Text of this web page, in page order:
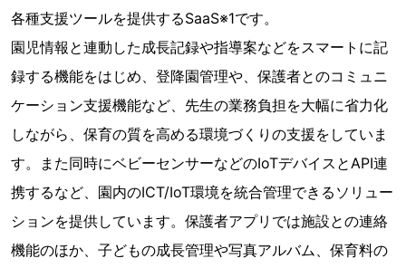
各種支援ツールを提供するSaaS※1です。
園児情報と連動した成長記録や指導案などをスマートに記
録する機能をはじめ、登降園管理や、保護者とのコミュニ
ケーション支援機能など、先生の業務負担を大幅に省力化
しながら、保育の質を高める環境づくりの支援をしていま
す。また同時にベビーセンサーなどのIoTデバイスとAPI連
携するなど、園内のICT/IoT環境を統合管理できるソリュー
ションを提供しています。保護者アプリでは施設との連絡
機能のほか、子どもの成長管理や写真アルバム、保育料の